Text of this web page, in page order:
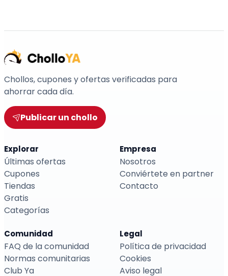
Chollos, cupones y ofertas verificadas para
ahorrar cada día.
Publicar un chollo
Explorar
Últimas ofertas
Cupones
Tiendas
Gratis
Categorías
Empresa
Nosotros
Conviértete en partner
Contacto
Comunidad
FAQ de la comunidad
Normas comunitarias
Club Ya
Legal
Política de privacidad
Cookies
Aviso legal